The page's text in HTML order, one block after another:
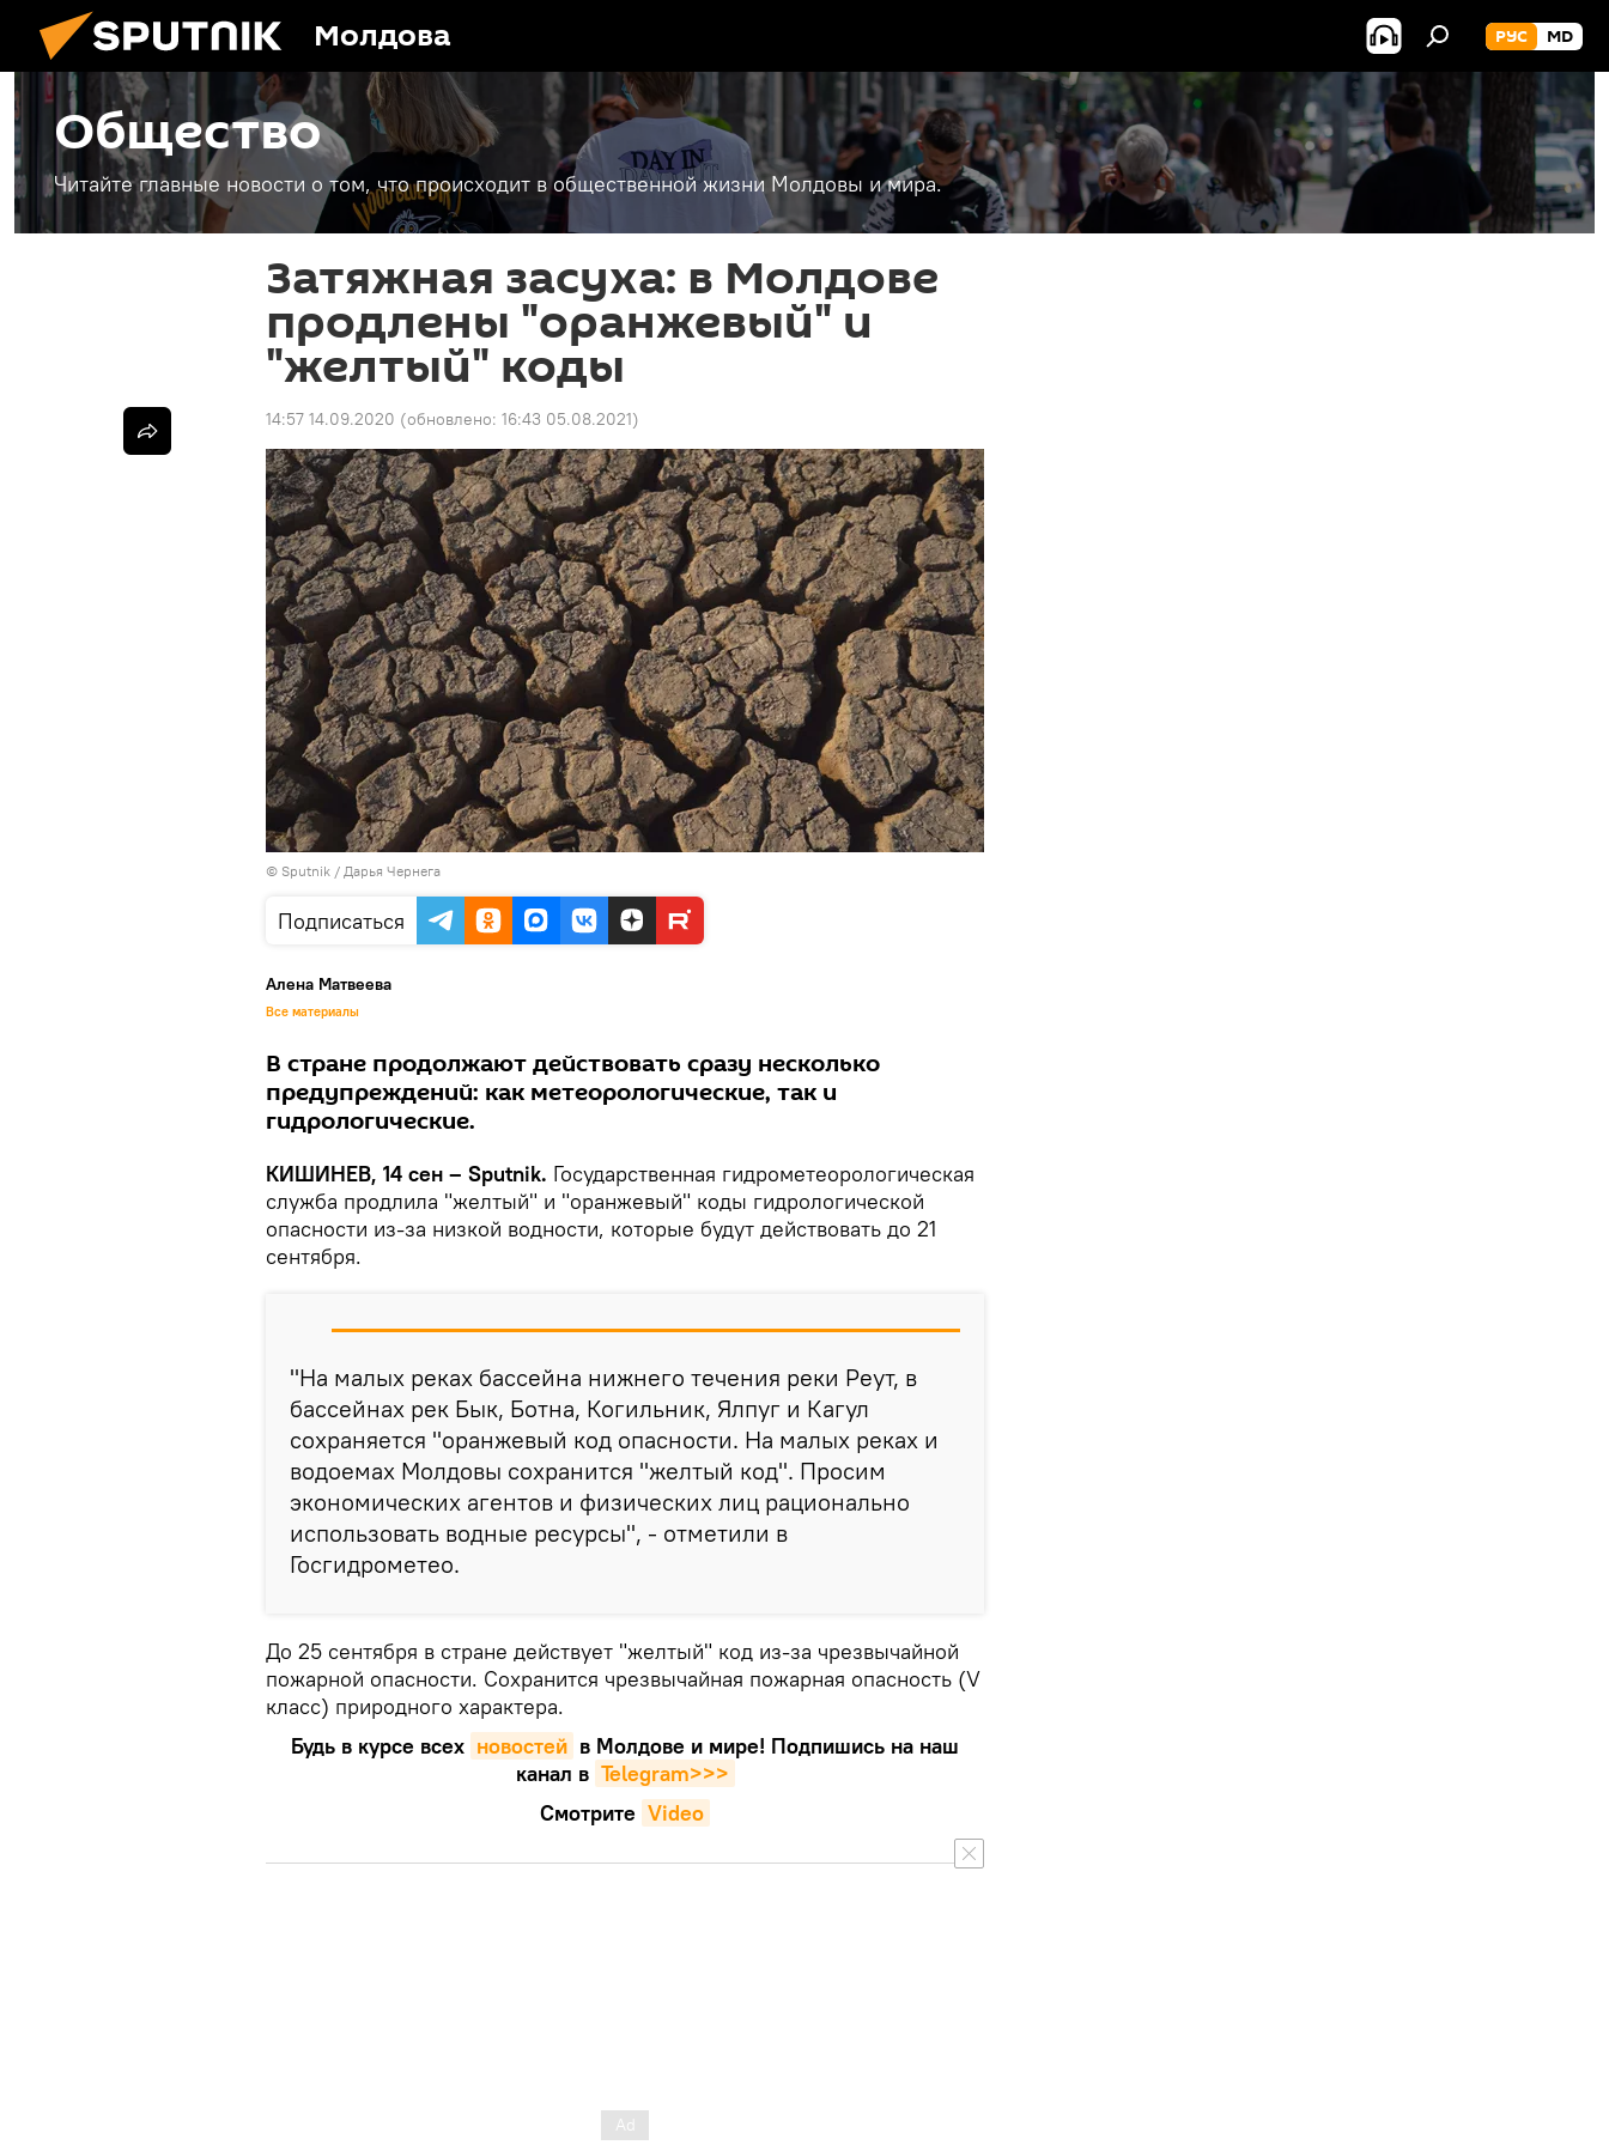
Молдова РУС MD
Общество
Читайте главные новости о том, что происходит в общественной жизни Молдовы и мира.
Затяжная засуха: в Молдове
продлены "оранжевый" и
"желтый" коды
14:57 14.09.2020 (обновлено: 16:43 05.08.2021)
© Sputnik / Дарья Чернега
Подписаться
Алена Матвеева
Все материалы
В стране продолжают действовать сразу несколько
предупреждений: как метеорологические, так и
гидрологические.
КИШИНЕВ, 14 сен – Sputnik. Государственная гидрометеорологическая
служба продлила "желтый" и "оранжевый" коды гидрологической
опасности из-за низкой водности, которые будут действовать до 21
сентября.
"На малых реках бассейна нижнего течения реки Реут, в
бассейнах рек Бык, Ботна, Когильник, Ялпуг и Кагул
сохраняется "оранжевый код опасности. На малых реках и
водоемах Молдовы сохранится "желтый код". Просим
экономических агентов и физических лиц рационально
использовать водные ресурсы", - отметили в
Госгидрометео.
До 25 сентября в стране действует "желтый" код из-за чрезвычайной
пожарной опасности. Сохранится чрезвычайная пожарная опасность (V
класс) природного характера.
Будь в курсе всех новостей в Молдове и мире! Подпишись на наш
канал в Telegram>>>
Смотрите Video